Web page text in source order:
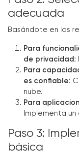
adecuada
Basándote en las
Para
de privacidad :
Para
es confiable:
nube.
Para
Implementa
Paso 3:
básica